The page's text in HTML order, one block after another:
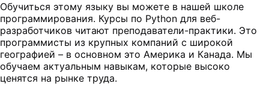
Обучиться этому языку вы можете в нашей школе
программирования. Курсы по Python для веб-
разработчиков читают преподаватели-практики. Это
программисты из крупных компаний с широкой
географией – в основном это Америка и Канада. Мы
обучаем актуальным навыкам, которые высоко
ценятся на рынке труда.